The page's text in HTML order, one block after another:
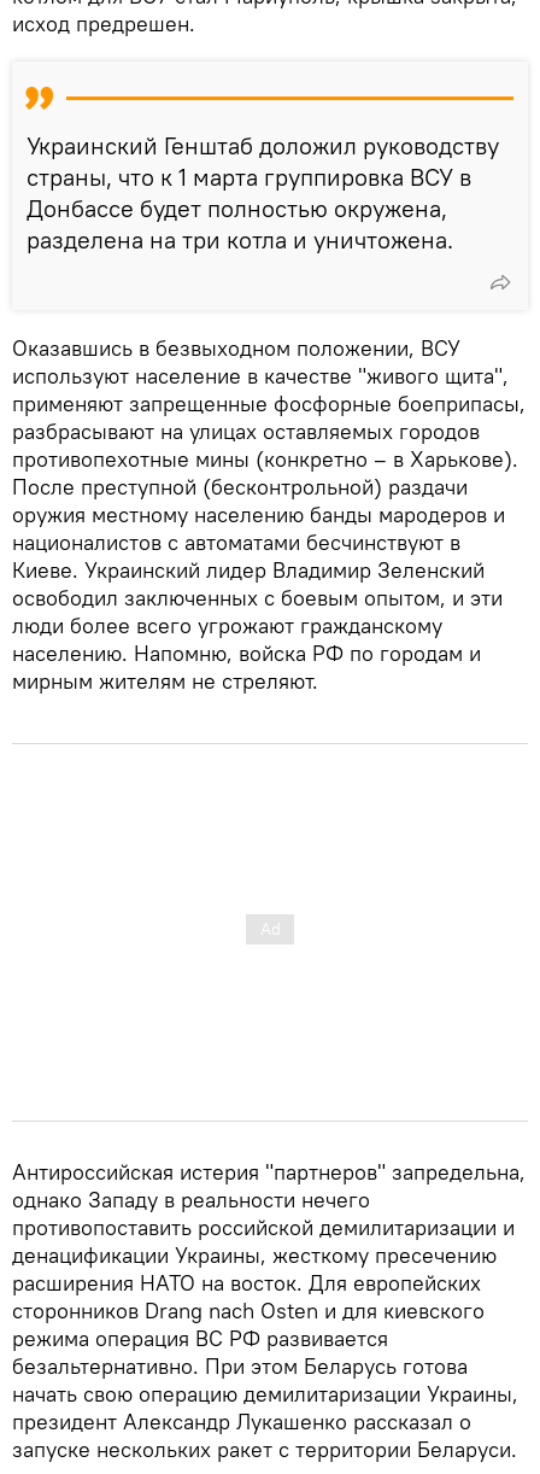
исход предрешен.
Украинский Генштаб доложил руководству
страны, что к 1 марта группировка ВСУ в
Донбассе будет полностью окружена,
разделена на три котла и уничтожена.
Оказавшись в безвыходном положении, ВСУ
используют население в качестве "живого щита",
применяют запрещенные фосфорные боеприпасы,
разбрасывают на улицах оставляемых городов
противопехотные мины (конкретно – в Харькове).
После преступной (бесконтрольной) раздачи
оружия местному населению банды мародеров и
националистов с автоматами бесчинствуют в
Киеве. Украинский лидер Владимир Зеленский
освободил заключенных с боевым опытом, и эти
люди более всего угрожают гражданскому
населению. Напомню, войска РФ по городам и
мирным жителям не стреляют.
Антироссийская истерия "партнеров" запредельна,
однако Западу в реальности нечего
противопоставить российской демилитаризации и
денацификации Украины, жесткому пресечению
расширения НАТО на восток. Для европейских
сторонников Drang nach Osten и для киевского
режима операция ВС РФ развивается
безальтернативно. При этом Беларусь готова
начать свою операцию демилитаризации Украины,
президент Александр Лукашенко рассказал о
запуске нескольких ракет с территории Беларуси.